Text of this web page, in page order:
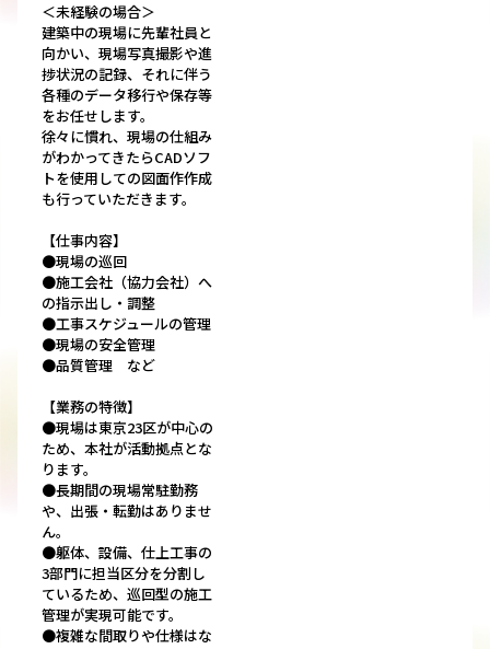
＜未経験の場合＞
建築中の現場に先輩社員と
向かい、現場写真撮影や進
捗状況の記録、それに伴う
各種のデータ移行や保存等
をお任せします。
徐々に慣れ、現場の仕組み
がわかってきたらCADソフ
トを使用しての図面作作成
も行っていただきます。
【仕事内容】
●現場の巡回
●施工会社（協力会社）へ
の指示出し・調整
●工事スケジュールの管理
●現場の安全管理
●品質管理 など
【業務の特徴】
●現場は東京23区が中心の
ため、本社が活動拠点とな
ります。
●長期間の現場常駐勤務
や、出張・転勤はありませ
ん。
●躯体、設備、仕上工事の
3部門に担当区分を分割し
ているため、巡回型の施工
管理が実現可能です。
●複雑な間取りや仕様はな